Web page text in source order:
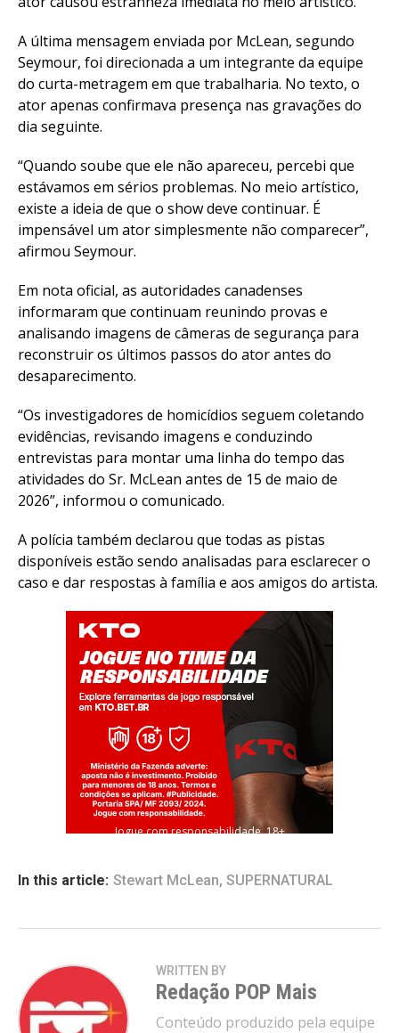
A última mensagem enviada por McLean, segundo
Seymour, foi direcionada a um integrante da equipe
do curta-metragem em que trabalharia. No texto, o
ator apenas confirmava presença nas gravações do
dia seguinte.
“Quando soube que ele não apareceu, percebi que
estávamos em sérios problemas. No meio artístico,
existe a ideia de que o show deve continuar. É
impensável um ator simplesmente não comparecer”,
afirmou Seymour.
Em nota oficial, as autoridades canadenses
informaram que continuam reunindo provas e
analisando imagens de câmeras de segurança para
reconstruir os últimos passos do ator antes do
desaparecimento.
“Os investigadores de homicídios seguem coletando
evidências, revisando imagens e conduzindo
entrevistas para montar uma linha do tempo das
atividades do Sr. McLean antes de 15 de maio de
2026”, informou o comunicado.
A polícia também declarou que todas as pistas
disponíveis estão sendo analisadas para esclarecer o
caso e dar respostas à família e aos amigos do artista.
Jogue com responsabilidade. 18+
In this article: Stewart McLean, SUPERNATURAL
WRITTEN BY
Redação POP Mais
Conteúdo produzido pela equipe